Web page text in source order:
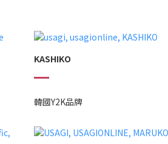
KASHIKO
韓國Y2K品牌